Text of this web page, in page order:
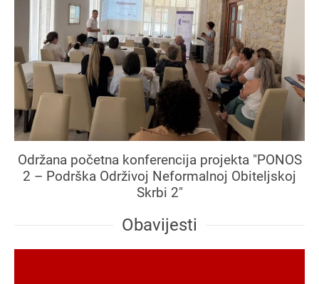
Održana početna konferencija projekta "PONOS
2 – Podrška Održivoj Neformalnoj Obiteljskoj
Skrbi 2"
Obavijesti